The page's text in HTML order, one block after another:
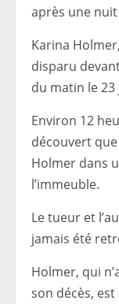
après une nuit
Karina
disparu
du matin le 23
Environ 12
découvert
Holmer dans
l’immeuble.
Le tueur et
jamais été
Holmer, qui
son décès,